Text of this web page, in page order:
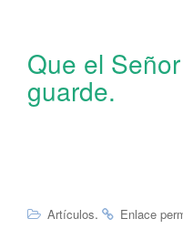
Que el
guarde.
Artículos. Enlace